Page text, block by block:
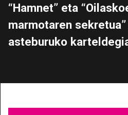
“Hamnet” eta
marmotaren
asteburuko